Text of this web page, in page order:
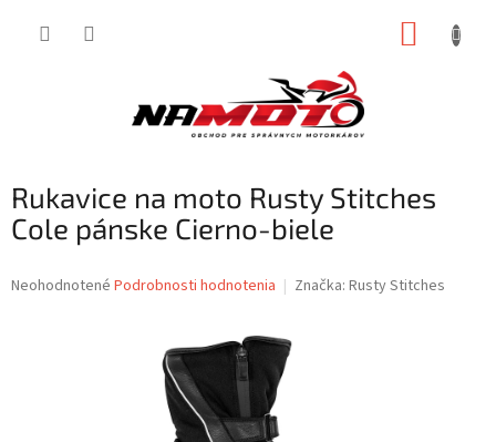
Rukavice na moto Rusty Stitches
Cole pánske Cierno-biele
Priemerné
Neohodnotené Podrobnosti hodnotenia Značka: Rusty Stitches